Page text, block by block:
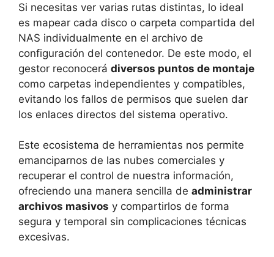
Si necesitas ver varias rutas distintas, lo ideal
es mapear cada disco o carpeta compartida del
NAS individualmente en el archivo de
configuración del contenedor. De este modo, el
gestor reconocerá diversos puntos de montaje
como carpetas independientes y compatibles,
evitando los fallos de permisos que suelen dar
los enlaces directos del sistema operativo.
Este ecosistema de herramientas nos permite
emanciparnos de las nubes comerciales y
recuperar el control de nuestra información,
ofreciendo una manera sencilla de administrar
archivos masivos y compartirlos de forma
segura y temporal sin complicaciones técnicas
excesivas.